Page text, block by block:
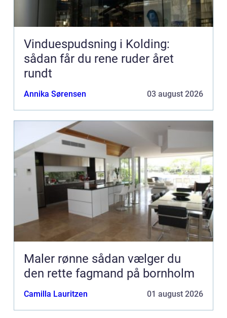
Vinduespudsning i Kolding:
sådan får du rene ruder året
rundt
Annika Sørensen 03 august 2026
Maler rønne sådan vælger du
den rette fagmand på bornholm
Camilla Lauritzen 01 august 2026